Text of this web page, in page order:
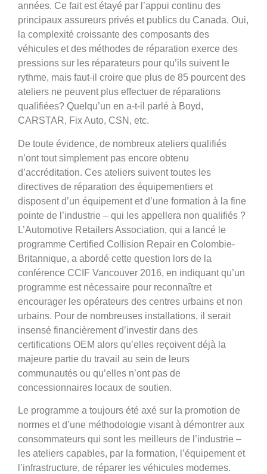
années. Ce fait est étayé par l’appui continu des
principaux assureurs privés et publics du Canada. Oui,
la complexité croissante des composants des
véhicules et des méthodes de réparation exerce des
pressions sur les réparateurs pour qu’ils suivent le
rythme, mais faut-il croire que plus de 85 pourcent des
ateliers ne peuvent plus effectuer de réparations
qualifiées? Quelqu’un en a-t-il parlé à Boyd,
CARSTAR, Fix Auto, CSN, etc.
De toute évidence, de nombreux ateliers qualifiés
n’ont tout simplement pas encore obtenu
d’accréditation. Ces ateliers suivent toutes les
directives de réparation des équipementiers et
disposent d’un équipement et d’une formation à la fine
pointe de l’industrie – qui les appellera non qualifiés ?
L’Automotive Retailers Association, qui a lancé le
programme Certified Collision Repair en Colombie-
Britannique, a abordé cette question lors de la
conférence CCIF Vancouver 2016, en indiquant qu’un
programme est nécessaire pour reconnaître et
encourager les opérateurs des centres urbains et non
urbains. Pour de nombreuses installations, il serait
insensé financièrement d’investir dans des
certifications OEM alors qu’elles reçoivent déjà la
majeure partie du travail au sein de leurs
communautés ou qu’elles n’ont pas de
concessionnaires locaux de soutien.
Le programme a toujours été axé sur la promotion de
normes et d’une méthodologie visant à démontrer aux
consommateurs qui sont les meilleurs de l’industrie –
les ateliers capables, par la formation, l’équipement et
l’infrastructure, de réparer les véhicules modernes.